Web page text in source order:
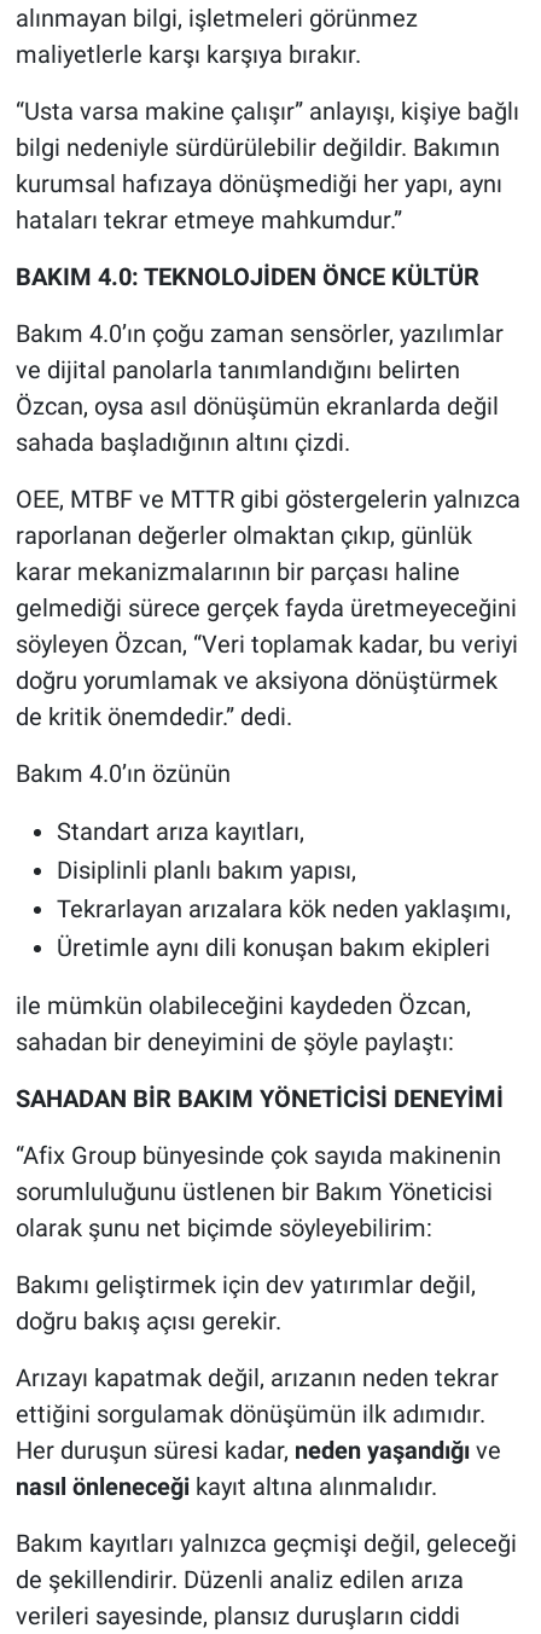
alınmayan bilgi, işletmeleri görünmez
maliyetlerle karşı karşıya bırakır.
“Usta varsa makine çalışır” anlayışı, kişiye bağlı
bilgi nedeniyle sürdürülebilir değildir. Bakımın
kurumsal hafızaya dönüşmediği her yapı, aynı
hataları tekrar etmeye mahkumdur.”
BAKIM 4.0: TEKNOLOJİDEN ÖNCE KÜLTÜR
Bakım 4.0’ın çoğu zaman sensörler, yazılımlar
ve dijital panolarla tanımlandığını belirten
Özcan, oysa asıl dönüşümün ekranlarda değil
sahada başladığının altını çizdi.
OEE, MTBF ve MTTR gibi göstergelerin yalnızca
raporlanan değerler olmaktan çıkıp, günlük
karar mekanizmalarının bir parçası haline
gelmediği sürece gerçek fayda üretmeyeceğini
söyleyen Özcan, “Veri toplamak kadar, bu veriyi
doğru yorumlamak ve aksiyona dönüştürmek
de kritik önemdedir.” dedi.
Bakım 4.0’ın özünün
Standart arıza kayıtları,
Disiplinli planlı bakım yapısı,
Tekrarlayan arızalara kök neden yaklaşımı,
Üretimle aynı dili konuşan bakım ekipleri
ile mümkün olabileceğini kaydeden Özcan,
sahadan bir deneyimini de şöyle paylaştı:
SAHADAN BİR BAKIM YÖNETİCİSİ DENEYİMİ
“Afix Group bünyesinde çok sayıda makinenin
sorumluluğunu üstlenen bir Bakım Yöneticisi
olarak şunu net biçimde söyleyebilirim:
Bakımı geliştirmek için dev yatırımlar değil,
doğru bakış açısı gerekir.
Arızayı kapatmak değil, arızanın neden tekrar
ettiğini sorgulamak dönüşümün ilk adımıdır.
Her duruşun süresi kadar, neden yaşandığıve
nasıl önleneceğikayıt altına alınmalıdır.
Bakım kayıtları yalnızca geçmişi değil, geleceği
de şekillendirir. Düzenli analiz edilen arıza
verileri sayesinde, plansız duruşların ciddi